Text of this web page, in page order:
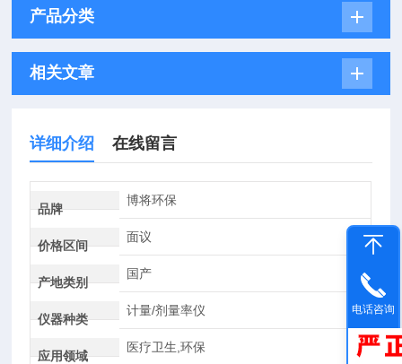
产品分类
相关文章
详细介绍 在线留言
品牌
博将环保
价格区间
面议
产地类别
国产
仪器种类
计量/剂量率仪
应用领域
医疗卫生,环保
电话咨询